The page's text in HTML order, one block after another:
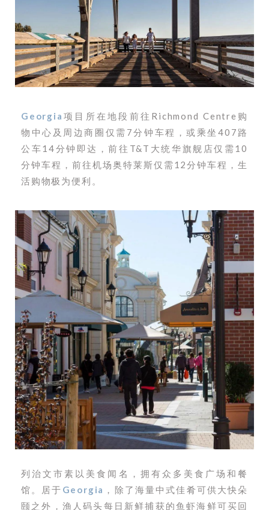
Georgia 项目所在地段前往Richmond Centre购
物中心及周边商圈仅需7分钟车程，或乘坐407路
公车14分钟即达，前往T&T大统华旗舰店仅需10
分钟车程，前往机场奥特莱斯仅需12分钟车程，生
活购物极为便利。
列治文市素以美食闻名，拥有众多美食广场和餐
馆。居于 Georgia ，除了海量中式佳肴可供大快朵
颐之外，渔人码头每日新鲜捕获的鱼虾海鲜可买回